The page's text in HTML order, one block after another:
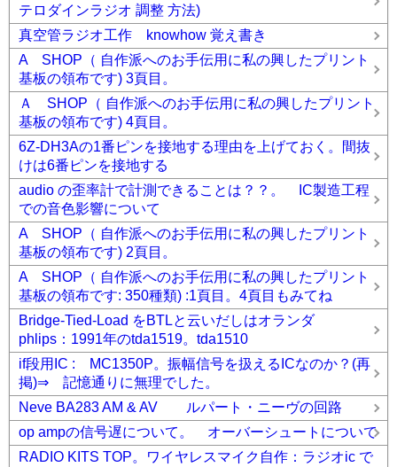
テロダインラジオ 調整 方法)
真空管ラジオ工作 knowhow 覚え書き
A SHOP（ 自作派へのお手伝用に私の興したプリント
基板の領布です) 3頁目。
Ａ SHOP（ 自作派へのお手伝用に私の興したプリント
基板の領布です) 4頁目。
6Z-DH3Aの1番ピンを接地する理由を上げておく。間抜
けは6番ピンを接地する
audio の歪率計で計測できることは？？。 IC製造工程
での音色影響について
A SHOP（ 自作派へのお手伝用に私の興したプリント
基板の領布です) 2頁目。
A SHOP（ 自作派へのお手伝用に私の興したプリント
基板の領布です: 350種類) :1頁目。4頁目もみてね
Bridge-Tied-Load をBTLと云いだしはオランダ
phlips：1991年のtda1519。tda1510
if段用IC : MC1350P。振幅信号を扱えるICなのか？(再
掲)⇒ 記憶通りに無理でした。
Neve BA283 AM & AV ルパート・ニーヴの回路
op ampの信号遅について。 オーバーシュートについて
RADIO KITS TOP。ワイヤレスマイク自作：ラジオic で